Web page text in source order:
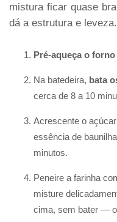
mistura ficar quase
dá a estrutura e leveza.
Pré-aqueça o forno
Na batedeira, bata
cerca de 8 a 10
Acrescente o
essência de
minutos.
Peneire a farinha
misture
cima, sem bater —